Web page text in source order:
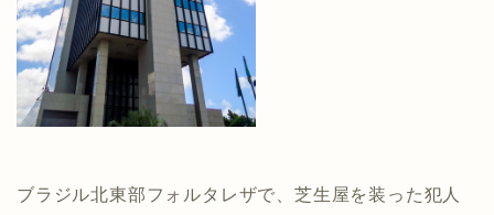
ブラジル北東部フォルタレザで、芝生屋を装った犯人